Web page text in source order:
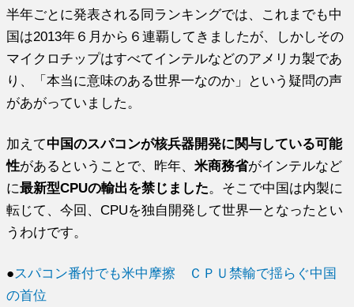
半年ごとに発表される同ランキングでは、 これまでも中
国は2013年６月から６連覇してきましたが、
しかしその
マイクロチップはすべてインテルなどのアメリカ製であ
り、「本当に意味のある世界一なのか」
という疑問の声
があがっていました。
加えて中国のスパコンが核兵器開発に関与している可能
性があると いうことで、昨年、米商務省がインテルなど
に最新型CPUの輸出を禁じました。 そこで中国は内製に
転じて、今回、CPUを独自開発して世界一となったとい
うわけです。
●スパコン番付でも米中摩擦 ＣＰＵ禁輸で揺らぐ中国
の首位